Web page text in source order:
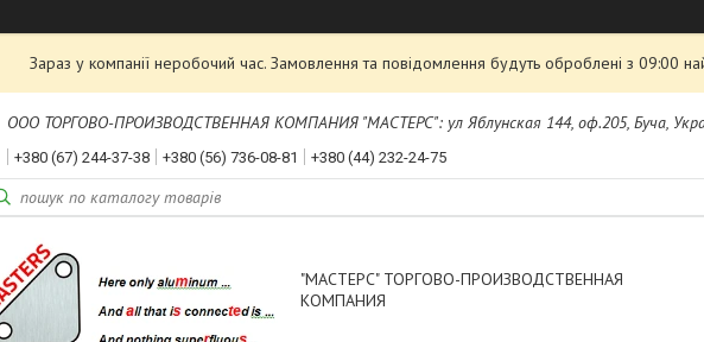
Зараз у компанії неробочий час. Замовлення та повідомлення будуть оброблені з 09:00
ООО ТОРГОВО-ПРОИЗВОДСТВЕННАЯ КОМПАНИЯ "МАСТЕРС": ул Яблунская 144, оф.205, Буча,
+380 (67) 244-37-38 +380 (56) 736-08-81 +380 (44) 232-24-75
"МАСТЕРС" ТОРГОВО-ПРОИЗВОДСТВЕННАЯ
КОМПАНИЯ